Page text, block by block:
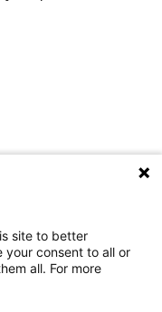
site to better
your consent to all or
all. For more